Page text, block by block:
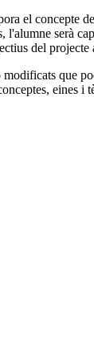
el
serà
del
que
eines